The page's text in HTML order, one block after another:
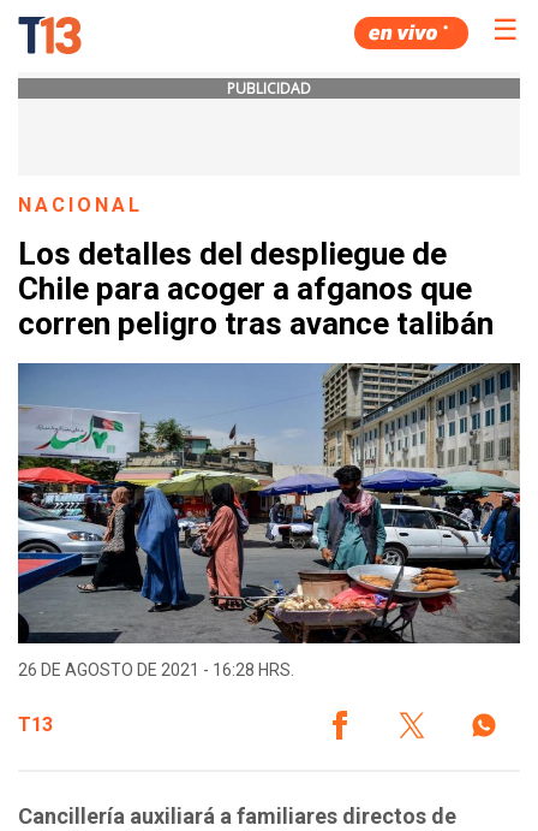
☰
PUBLICIDAD
NACIONAL
Los detalles del despliegue de
Chile para acoger a afganos que
corren peligro tras avance talibán
26 DE AGOSTO DE 2021 - 16:28 HRS.
T13
Cancillería auxiliará a familiares directos de